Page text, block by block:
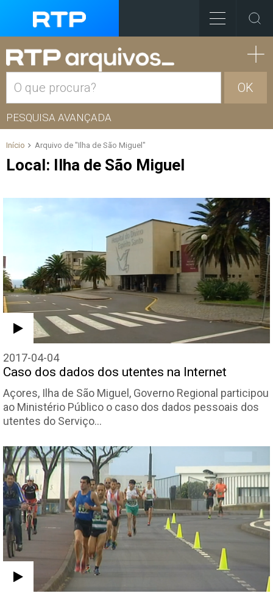
OK
PESQUISA AVANÇADA
Início Arquivo de "Ilha de São Miguel"
Local: Ilha de São Miguel
2017-04-04
Caso dos dados dos utentes na Internet
Açores, Ilha de São Miguel, Governo Regional participou
ao Ministério Público o caso dos dados pessoais dos
utentes do Serviço…